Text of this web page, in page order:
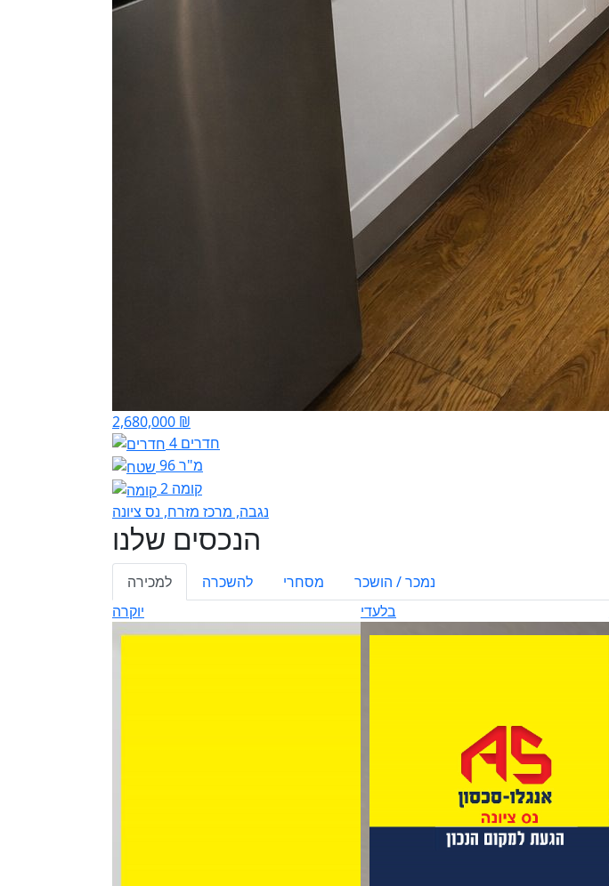
2,680,000 ₪
4 חדרים
96 מ"ר
קומה 2
נגבה, מרכז מזרח, נס ציונה
הנכסים שלנו
למכירה להשכרה מסחרי
נמכר / הושכר
יוקרה
בלעדי